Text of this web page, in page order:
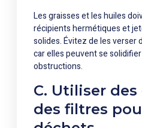
Les graisses et les huiles
récipients hermétiques et
solides. Évitez de les verser
car elles peuvent se
obstructions.
C. Utiliser
des filtres